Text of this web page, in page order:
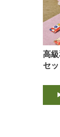
高
セッ